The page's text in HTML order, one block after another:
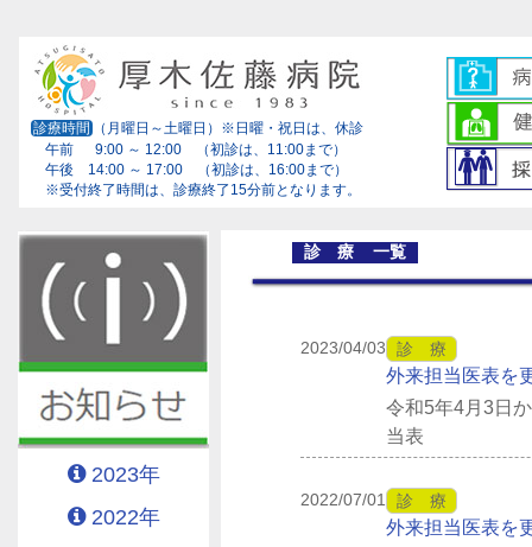
診療時間
（月曜日～土曜日）※日曜・祝日は、休診
午前 9:00 ～ 12:00 （初診は、11:00まで）
午後 14:00 ～ 17:00 （初診は、16:00まで）
※受付終了時間は、診療終了15分前となります。
2023年
2022年
診 療 一覧
2023/04/03 診 療
外来担当医表を
令和5年4月3日
当表
2022/07/01 診 療
外来担当医表を